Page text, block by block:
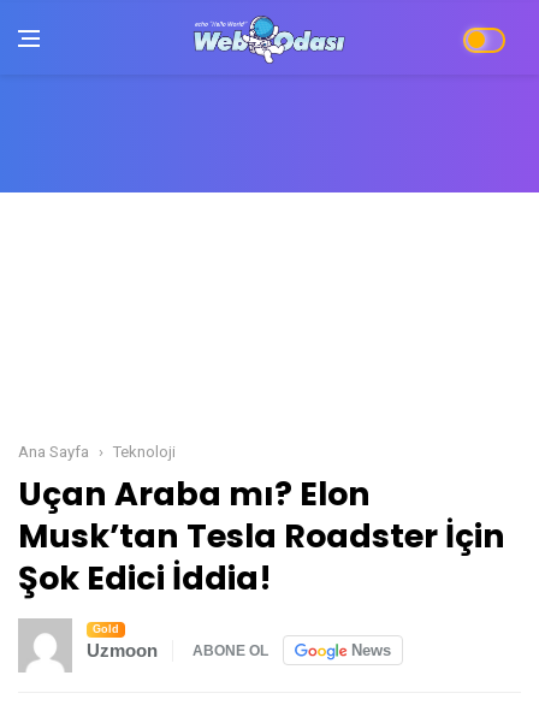
Ana Sayfa Teknoloji
Uçan Araba mı? Elon
Musk’tan Tesla Roadster İçin
Şok Edici İddia!
Gold
Uzmoon ABONE OL News